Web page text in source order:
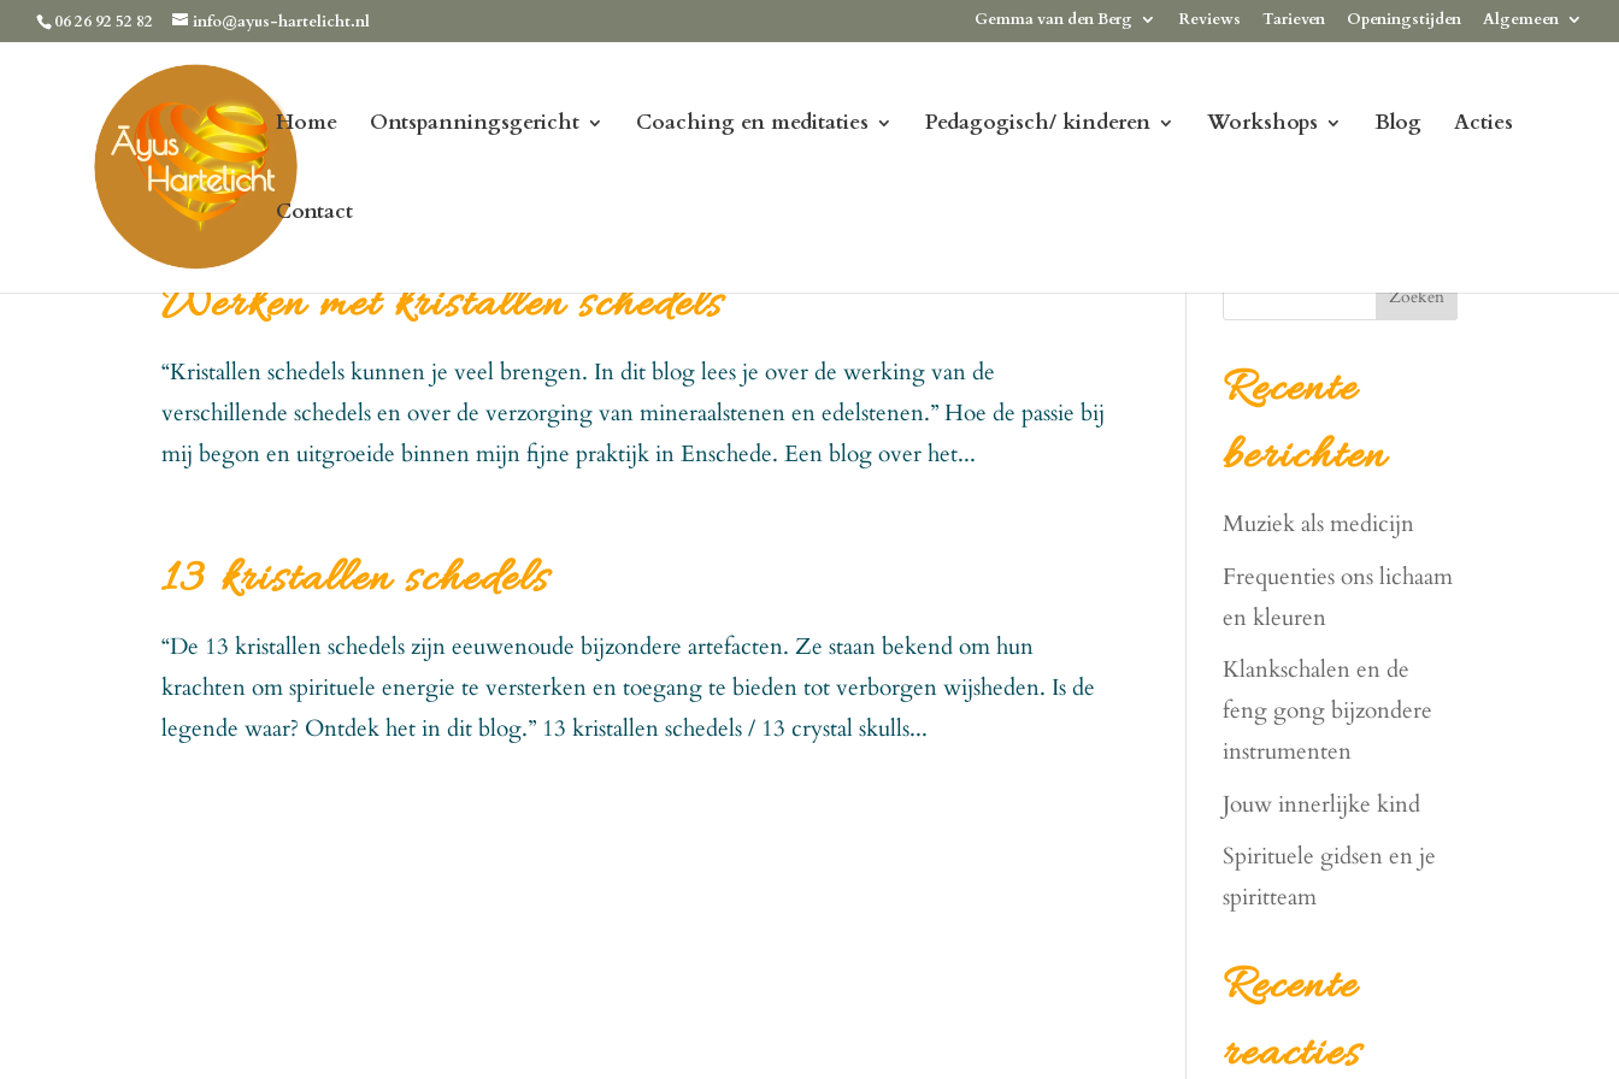
06 26 92 52 82 info@ayus-hartelicht.nl Gemma van den Berg Reviews Tarieven Openingstijden Algemeen
Home Ontspanningsgericht Coaching en meditaties Pedagogisch/ kinderen Workshops Blog Acties
Contact
Werken met kristallen schedels
“Kristallen schedels kunnen je veel brengen. In dit blog lees je over de werking van de
verschillende schedels en over de verzorging van mineraalstenen en edelstenen.” Hoe de passie bij
mij begon en uitgroeide binnen mijn fijne praktijk in Enschede. Een blog over het...
13 kristallen schedels
“De 13 kristallen schedels zijn eeuwenoude bijzondere artefacten. Ze staan bekend om hun
krachten om spirituele energie te versterken en toegang te bieden tot verborgen wijsheden. Is de
legende waar? Ontdek het in dit blog.” 13 kristallen schedels / 13 crystal skulls...
Zoeken
Recente
berichten
Muziek als medicijn
Frequenties ons lichaam
en kleuren
Klankschalen en de
feng gong bijzondere
instrumenten
Jouw innerlijke kind
Spirituele gidsen en je
spiritteam
Recente
reacties